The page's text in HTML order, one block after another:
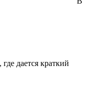
дается краткий